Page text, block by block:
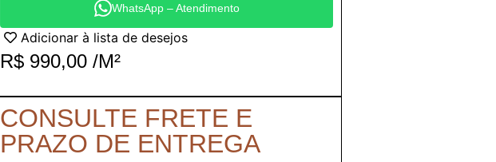
WhatsApp – Atendimento
Adicionar à lista de desejos
R$ 990,00 /M²
CONSULTE FRETE E
PRAZO DE ENTREGA